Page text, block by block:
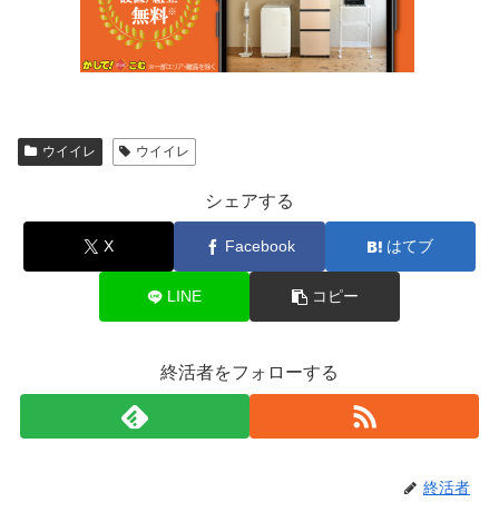
ウイイレ ウイイレ
シェアする
X Facebook はてブ
LINE コピー
終活者をフォローする
終活者